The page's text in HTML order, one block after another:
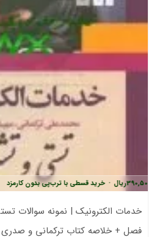
هر • خرید قسطی با ترب‌پی بدون کارمزد
خدمات الکترونیک | نمونه سوالات
فصل + خلاصه کتاب ترکمانی و